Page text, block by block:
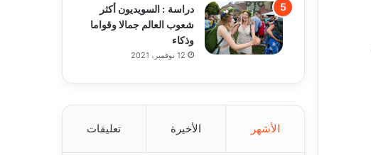
دراسة : السويديون أكثر
شعوب العالم جمالا وقواما
وذكاء
12 نوفمبر، 2021
الأشهر الأخيرة تعليقات